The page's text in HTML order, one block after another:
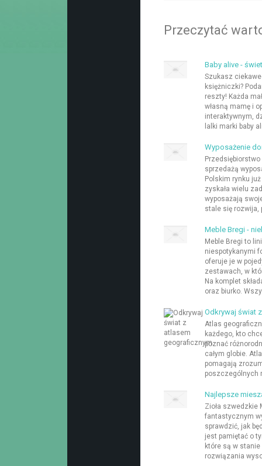
Przeczytać
Baby alive -
Szukasz
księżniczki?
reszty! Każda
własną mamę i
interaktywnym,
lalki marki baby
Wyposażenie
sprzedażą
Polskim rynku
zyskała wielu
wyposażają
stale się rozwija,
Meble Bregi -
Meble Bregi to
niespotykanymi
oferuje je w
zestawach, w
Na komplet
oraz biurko.
Odkrywaj świat
Atlas
każdego, kto
poznać
całym globie.
pomagają
poszczególnych
Najlepsze
Zioła szwedzkie
fantastycznym
sprawdzić, jak
jest pamiętać o
które są w
rozwiązania